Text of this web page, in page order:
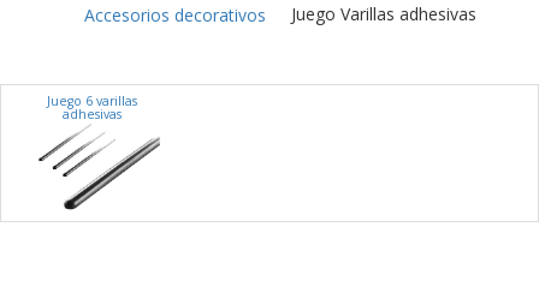
Accesorios decorativos Juego Varillas adhesivas
Juego 6 varillas
adhesivas